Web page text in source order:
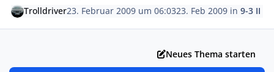
Trolldriver23. Februar 2009 um 06:0323. Feb 2009 in9-3 II
Neues Thema starten